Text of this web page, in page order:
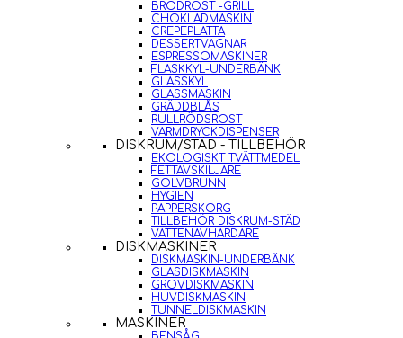
BRÖDROST -GRILL
CHOKLADMASKIN
CREPEPLATTA
DESSERTVAGNAR
ESPRESSOMASKINER
FLASKKYL-UNDERBÄNK
GLASSKYL
GLASSMASKIN
GRÄDDBLÅS
RULLRÖDSROST
VARMDRYCKDISPENSER
DISKRUM/STÄD - TILLBEHÖR
EKOLOGISKT TVÄTTMEDEL
FETTAVSKILJARE
GOLVBRUNN
HYGIEN
PAPPERSKORG
TILLBEHÖR DISKRUM-STÄD
VATTENAVHÄRDARE
DISKMASKINER
DISKMASKIN-UNDERBÄNK
GLASDISKMASKIN
GROVDISKMASKIN
HUVDISKMASKIN
TUNNELDISKMASKIN
MASKINER